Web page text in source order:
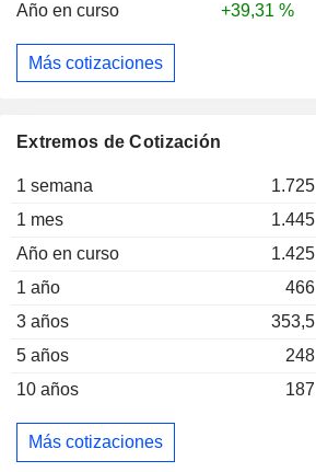
Año en curso
+39,31 %
Más cotizaciones
Extremos de Cotización
1 semana 1.725
1 mes
1.445
Año en curso
1.425
1 año
466
3 años
353,5
5 años
248
10 años
187
Más cotizaciones